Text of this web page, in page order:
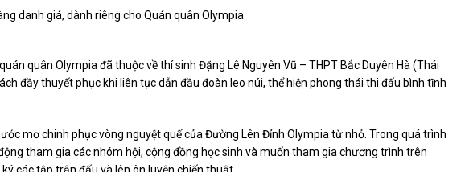
danh giá, dành riêng cho Quán quân Olympia
quân Olympia đã thuộc về thí sinh Đặng Lê Nguyên Vũ – THPT Bắc Duyên Hà (Thái
đầy thuyết phục khi liên tục dẫn đầu đoàn leo núi, thể hiện phong thái thi đấu bình tĩnh
mơ chinh phục vòng nguyệt quế của Đường Lên Đỉnh Olympia từ nhỏ. Trong quá trình
tham gia các nhóm hội, cộng đồng học sinh và muốn tham gia chương trình trên